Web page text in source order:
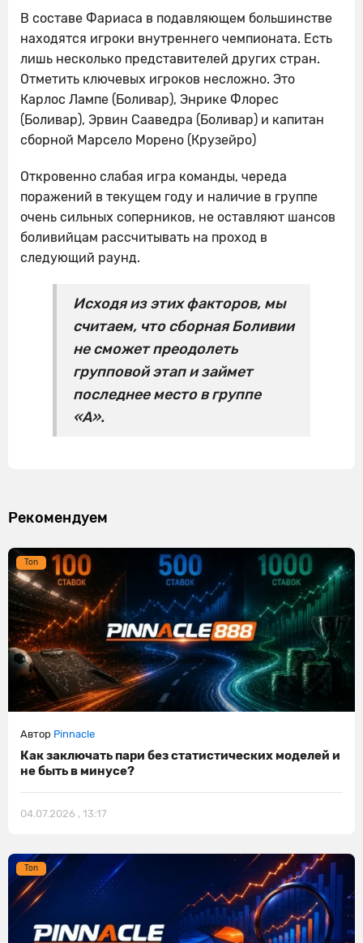
В составе Фариаса в подавляющем большинстве
находятся игроки внутреннего чемпионата. Есть
лишь несколько представителей других стран.
Отметить ключевых игроков несложно. Это
Карлос Лампе (Боливар), Энрике Флорес
(Боливар), Эрвин Сааведра (Боливар) и капитан
сборной Марсело Морено (Крузейро)
Откровенно слабая игра команды, череда
поражений в текущем году и наличие в группе
очень сильных соперников, не оставляют шансов
боливийцам рассчитывать на проход в
следующий раунд.
Исходя из этих факторов, мы
считаем, что сборная Боливии
не сможет преодолеть
групповой этап и займет
последнее место в группе
«А».
Рекомендуем
Ton
Автор Pinnacle
Как заключать пари без статистических моделей и
не быть в минусе?
04.07.2026 , 13:17
Ton